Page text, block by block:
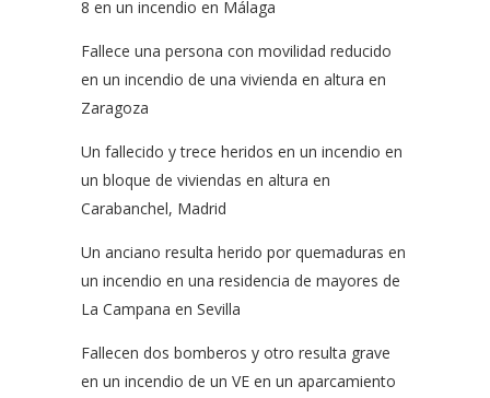
8 en un incendio en Málaga
Fallece una persona con movilidad reducido
en un incendio de una vivienda en altura en
Zaragoza
Un fallecido y trece heridos en un incendio en
un bloque de viviendas en altura en
Carabanchel, Madrid
Un anciano resulta herido por quemaduras en
un incendio en una residencia de mayores de
La Campana en Sevilla
Fallecen dos bomberos y otro resulta grave
en un incendio de un VE en un aparcamiento